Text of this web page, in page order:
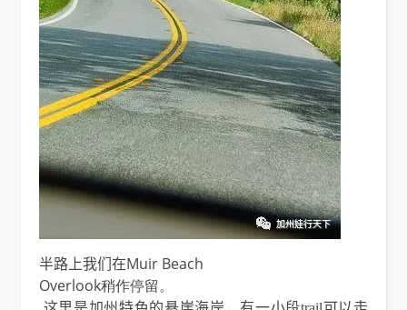
半路上我们在Muir Beach
Overlook稍作停留。